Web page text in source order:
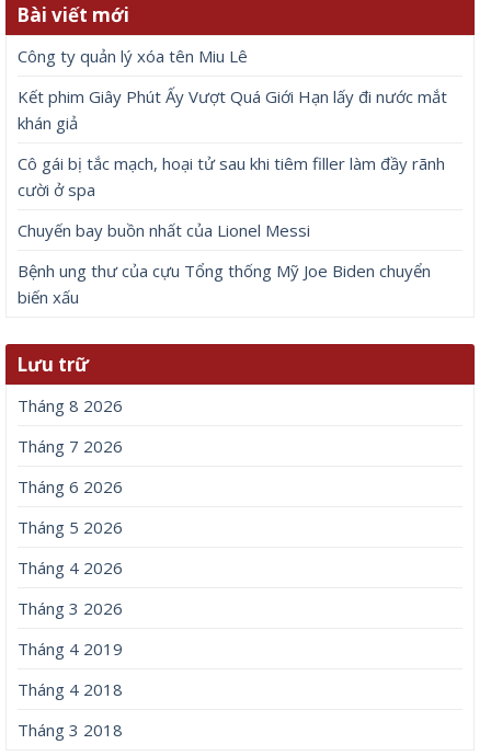
Bài viết mới
Công ty quản lý xóa tên Miu Lê
Kết phim Giây Phút Ấy Vượt Quá Giới Hạn lấy đi nước mắt
khán giả
Cô gái bị tắc mạch, hoại tử sau khi tiêm filler làm đầy rãnh
cười ở spa
Chuyến bay buồn nhất của Lionel Messi
Bệnh ung thư của cựu Tổng thống Mỹ Joe Biden chuyển
biến xấu
Lưu trữ
Tháng 8 2026
Tháng 7 2026
Tháng 6 2026
Tháng 5 2026
Tháng 4 2026
Tháng 3 2026
Tháng 4 2019
Tháng 4 2018
Tháng 3 2018